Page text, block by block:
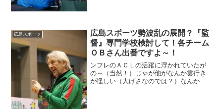
広島スポーツ
広島スポーツ勢波乱の展開？『監
督』専門学校検討して！各チーム
ＯＢさん出番ですよ～！
ンフレのＡＣＬの活躍に浮かれていたが
の～（当然！）じゃが他がなんか雲行き
が怪しい（大げさなのでは？）なんか空